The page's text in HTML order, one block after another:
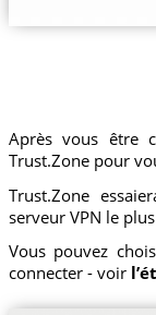
Après vous être
Trust.Zone pour
Trust.Zone
serveur VPN le
Vous pouvez
connecter - voir